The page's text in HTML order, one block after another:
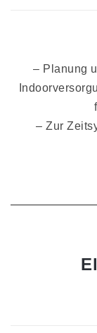
– Planung
– Zur